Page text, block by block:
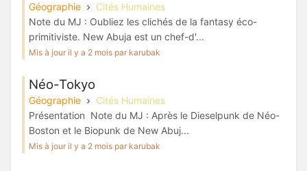
Géographie
Cités Humaines
Note du MJ : Oubliez les clichés de la fantasy éco-
primitiviste. New Abuja est un chef-d'...
Mis à jour il y a 2 mois par karubak
Néo-Tokyo
Géographie
Cités Humaines
Présentation Note du MJ : Après le Dieselpunk de Néo-
Boston et le Biopunk de New Abuj...
Mis à jour il y a 2 mois par karubak